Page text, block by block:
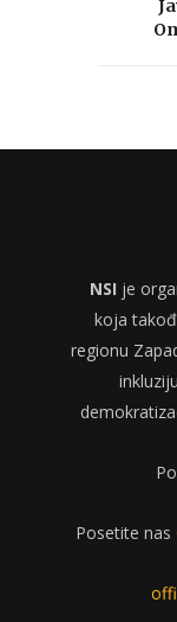
NSI je
koja
regionu
Posetite nas